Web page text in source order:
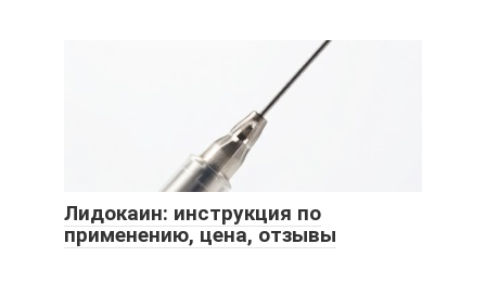
Лидокаин: инструкция по
применению, цена, отзывы